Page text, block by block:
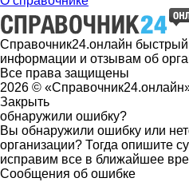
Справочник24.онлайн
информации и отзывам об
Все права защищены
2026 ©
Закрыть
обнаружили ошибку?
Вы обнаружили ошибку или
организации? Тогда опишите
исправим все в ближайшее
Сообщения об ошибке